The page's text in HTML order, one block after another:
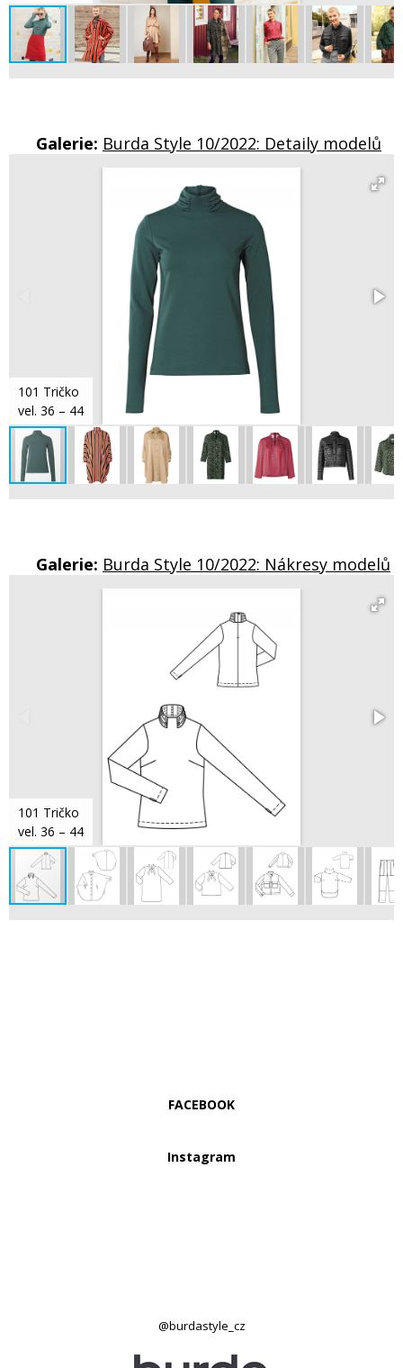
Galerie: Burda Style 10/2022: Detaily modelů
101 Tričko
vel. 36 – 44
Galerie: Burda Style 10/2022: Nákresy modelů
101 Tričko
vel. 36 – 44
FACEBOOK
Instagram
@burdastyle_cz